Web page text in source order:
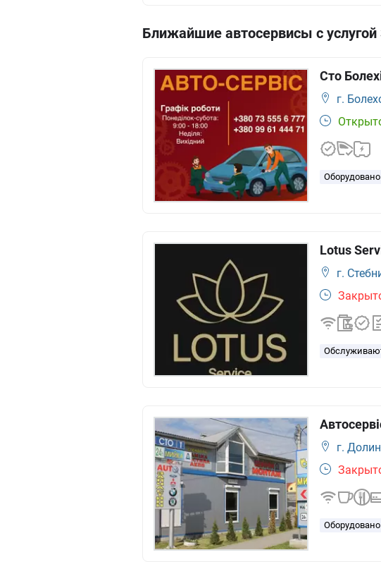
Ближайшие автосервисы с
Сто
г.
Lotus
г.
г.